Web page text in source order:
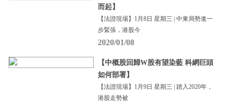
而起】
【法證現場】1月8日 星期三 | 中東局勢進一
步緊張，港股今
2020/01/08
【中概股回歸W股有望染藍 科網巨頭
如何部署】
【法證現場】1月9日 星期三 | 踏入2020年，
港股走勢被